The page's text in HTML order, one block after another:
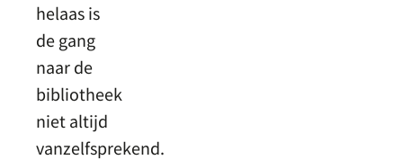
helaas is
de gang
naar de
bibliotheek
niet altijd
vanzelfsprekend.